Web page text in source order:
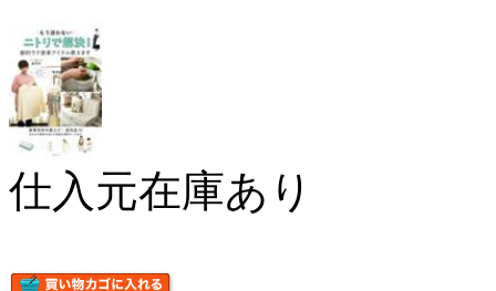
仕入元在庫あり